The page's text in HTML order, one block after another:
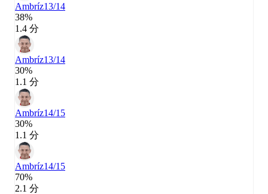
Ambríz13/14
38%
1.4 分
Ambríz13/14
30%
1.1 分
Ambríz14/15
30%
1.1 分
Ambríz14/15
70%
2.1 分